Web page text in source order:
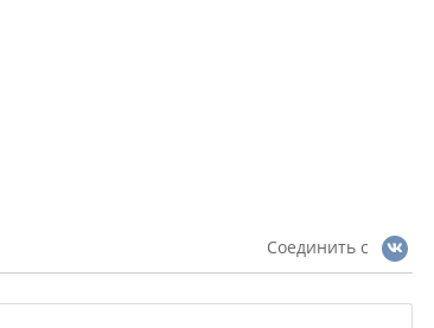
Соединить с